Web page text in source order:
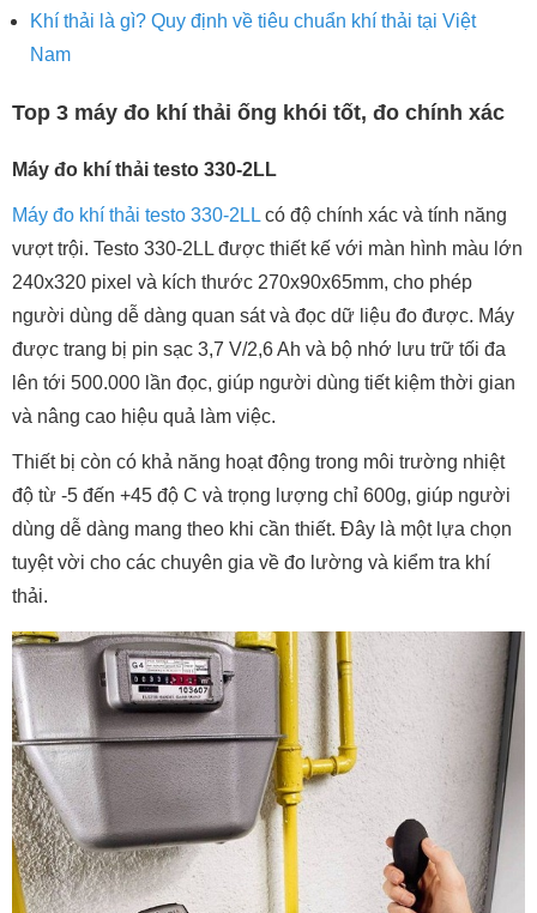
Khí thải là gì? Quy định về tiêu chuẩn khí thải tại Việt
Nam
Top 3 máy đo khí thải ống khói tốt, đo chính xác
Máy đo khí thải testo 330-2LL
Máy đo khí thải testo 330-2LL có độ chính xác và tính năng
vượt trội. Testo 330-2LL được thiết kế với màn hình màu lớn
240x320 pixel và kích thước 270x90x65mm, cho phép
người dùng dễ dàng quan sát và đọc dữ liệu đo được. Máy
được trang bị pin sạc 3,7 V/2,6 Ah và bộ nhớ lưu trữ tối đa
lên tới 500.000 lần đọc, giúp người dùng tiết kiệm thời gian
và nâng cao hiệu quả làm việc.
Thiết bị còn có khả năng hoạt động trong môi trường nhiệt
độ từ -5 đến +45 độ C và trọng lượng chỉ 600g, giúp người
dùng dễ dàng mang theo khi cần thiết. Đây là một lựa chọn
tuyệt vời cho các chuyên gia về đo lường và kiểm tra khí
thải.